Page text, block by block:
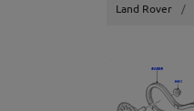
Land Rover